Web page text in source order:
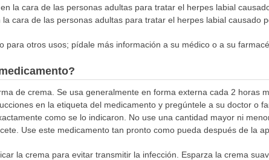
la cara de las personas adultas para tratar el herpes labial
cara de las personas adultas para tratar el herpes labial causado
para otros usos; pídale más información a su médico o a su
de crema. Se usa generalmente en forma externa cada 2 horas
en la etiqueta del medicamento y pregúntele a su doctor o
como se lo indicaron. No use una cantidad mayor ni
Use este medicamento tan pronto como pueda después de la
la crema para evitar transmitir la infección. Esparza la crema